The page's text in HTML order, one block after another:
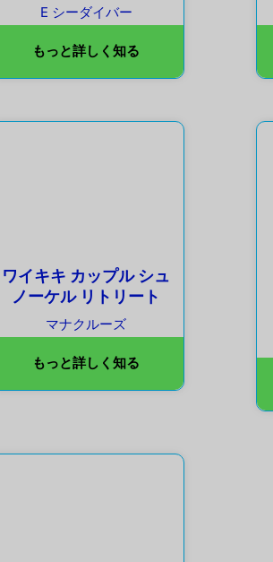
E シーダイバー
もっと詳しく知る
ワイキキ カップル シュ
ノーケル リトリート
マナクルーズ
もっと詳しく知る